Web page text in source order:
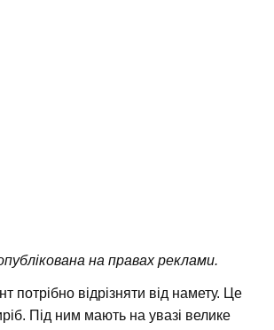
на правах реклами.
потрібно відрізняти від намету. Це
Під ним мають на увазі велике